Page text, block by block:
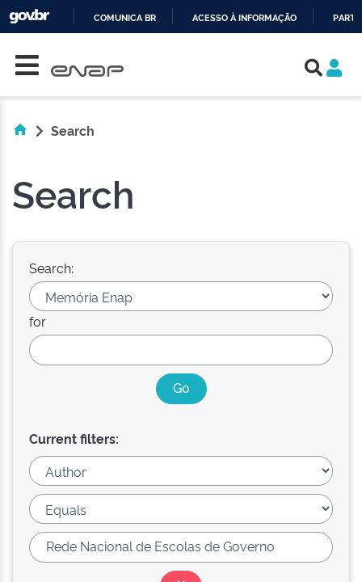
COMUNICA BR ACESSO À INFORMAÇÃO
Search
Search
Search:
for
Current filters: